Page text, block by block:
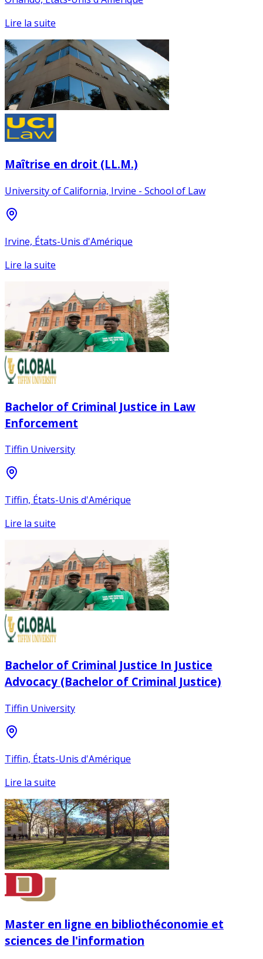
Lire la suite
Maîtrise en droit (LL.M.)
University of California, Irvine - School of Law
Irvine, États-Unis d'Amérique
Lire la suite
Bachelor of Criminal Justice in Law
Enforcement
Tiffin University
Tiffin, États-Unis d'Amérique
Lire la suite
Bachelor of Criminal Justice In Justice
Advocacy (Bachelor of Criminal Justice)
Tiffin University
Tiffin, États-Unis d'Amérique
Lire la suite
Master en ligne en bibliothéconomie et
sciences de l'information